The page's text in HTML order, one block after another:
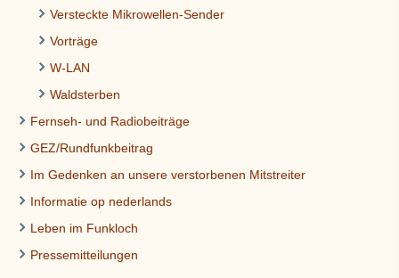
Versteckte Mikrowellen-Sender
Vorträge
W-LAN
Waldsterben
Fernseh- und Radiobeiträge
GEZ/Rundfunkbeitrag
Im Gedenken an unsere verstorbenen Mitstreiter
Informatie op nederlands
Leben im Funkloch
Pressemitteilungen